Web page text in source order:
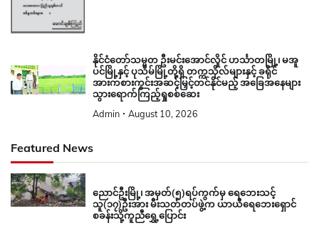
နိုင်ငံတော်သမ္မတ ဦးမင်းအောင်လှိုင် ဟင်္သာတမြို့၊ မအူ
ပင်မြို့နှင့် ပုသိမ်မြို့တို့ရှိ တက္ကသိုလ်များနှင့် ခရိုင်
အားကစားကွင်းအဆင့်မြှင့်တင်နိုင်မည့် အခြေအနေများ
သွားရောက်ကြည့်ရှုစစ်ဆေး
Admin August 10, 2026
Featured News
ညောင်ဦးမြို့၊ အမှတ်(၅)ရပ်ကွက်မှ ရေဘေးသင့်
သူ(၁၇)ဦးအား မီးသတ်တပ်ဖွဲ့က ယာယီရေဘေးရှောင်
စခန်းသို့ကူညီရွှေ့ပြောင်း